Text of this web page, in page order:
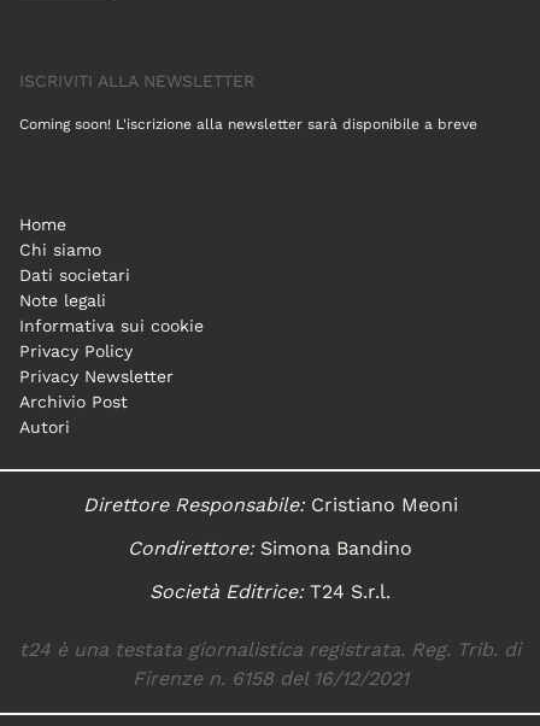
ISCRIVITI ALLA NEWSLETTER
Coming soon! L'iscrizione alla newsletter sarà disponibile a breve
Home
Chi siamo
Dati societari
Note legali
Informativa sui cookie
Privacy Policy
Privacy Newsletter
Archivio Post
Autori
Direttore Responsabile:Cristiano Meoni
Condirettore:Simona Bandino
Società Editrice:T24 S.r.l.
t24 è una testata giornalistica registrata. Reg. Trib. di
Firenze n. 6158 del 16/12/2021